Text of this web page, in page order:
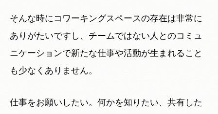
そんな時にコワーキングスペースの存在は非常に
ありがたいですし、チームではない人とのコミュ
ニケーションで新たな仕事や活動が生まれること
も少なくありません。
仕事をお願いしたい。何かを知りたい、共有した